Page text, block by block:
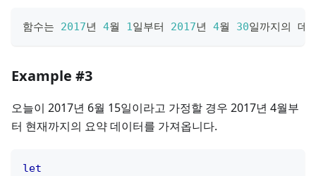
함수는 2017년 4월 1일부터 2017년 4월 30일까지의 데
Example #3
오늘이 2017년 6월 15일이라고 가정할 경우 2017년 4월부
터 현재까지의 요약 데이터를 가져옵니다.
let